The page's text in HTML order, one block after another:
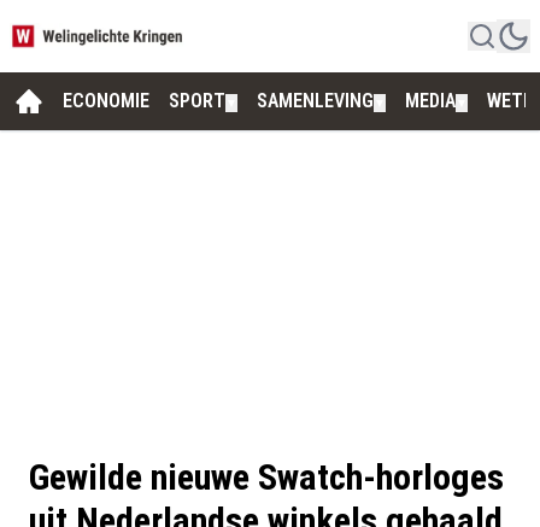
ECONOMIE SPORT SAMENLEVING MEDIA
Gewilde nieuwe Swatch-horloges